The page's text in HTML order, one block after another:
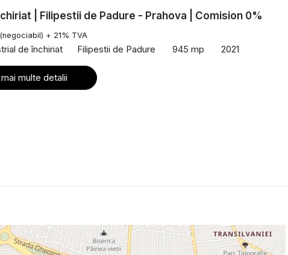
| Filipestii de Padure - Prahova | Comision 0%
(negociabil) + 21% TVA
de închiriat Filipestii de Padure 945 mp 2021
multe detalii